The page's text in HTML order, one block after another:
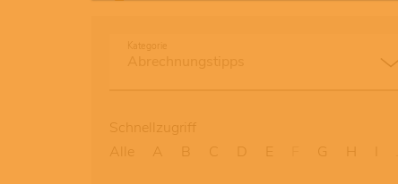
Kategorie
Schnellzugriff
Alle
A B C D E G H